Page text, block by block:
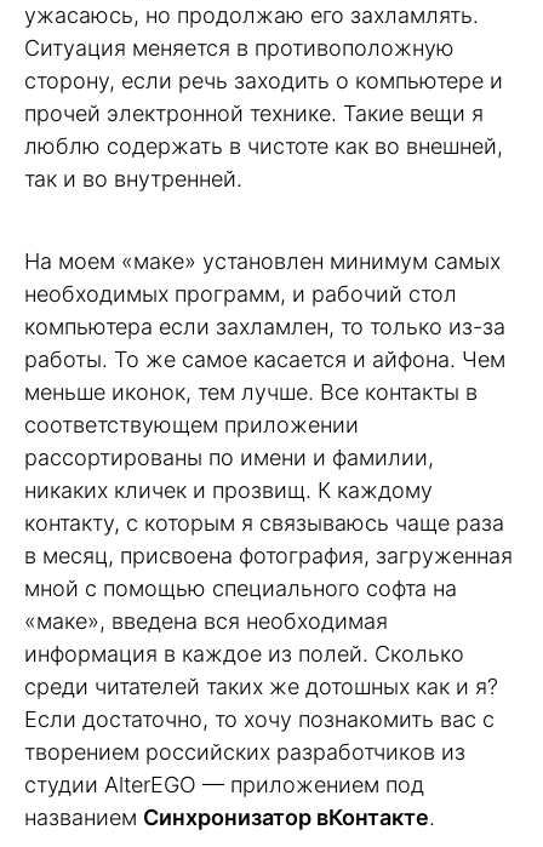
ужасаюсь, но продолжаю его захламлять.
Ситуация меняется в противоположную
сторону, если речь заходить о компьютере и
прочей электронной технике. Такие вещи я
люблю содержать в чистоте как во внешней,
так и во внутренней.
На моем «маке» установлен минимум самых
необходимых программ, и рабочий стол
компьютера если захламлен, то только из-за
работы. То же самое касается и айфона. Чем
меньше иконок, тем лучше. Все контакты в
соответствующем приложении
рассортированы по имени и фамилии,
никаких кличек и прозвищ. К каждому
контакту, с которым я связываюсь чаще раза
в месяц, присвоена фотография, загруженная
мной с помощью специального софта на
«маке», введена вся необходимая
информация в каждое из полей. Сколько
среди читателей таких же дотошных как и я?
Если достаточно, то хочу познакомить вас с
творением российских разработчиков из
студии AlterEGO — приложением под
названием Синхронизатор вКонтакте.